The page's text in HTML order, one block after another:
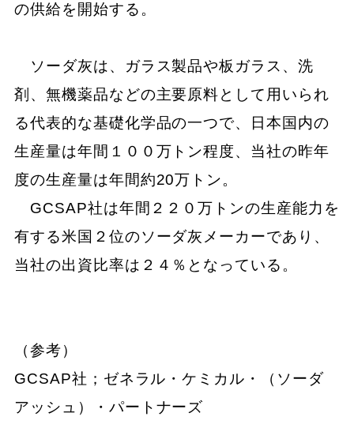
の供給を開始する。
ソーダ灰は、ガラス製品や板ガラス、洗
剤、無機薬品などの主要原料として用いられ
る代表的な基礎化学品の一つで、日本国内の
生産量は年間１００万トン程度、当社の昨年
度の生産量は年間約20万トン。
GCSAP社は年間２２０万トンの生産能力を
有する米国２位のソーダ灰メーカーであり、
当社の出資比率は２４％となっている。
（参考）
GCSAP社；ゼネラル・ケミカル・（ソーダ
アッシュ）・パートナーズ